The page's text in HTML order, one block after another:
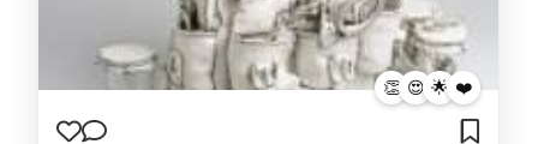
👏 😍 🌟 ❤️